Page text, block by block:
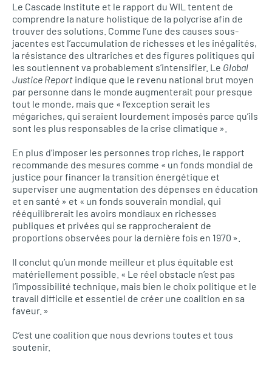
Le Cascade Institute et le rapport du WIL tentent de
comprendre la nature holistique de la polycrise afin de
trouver des solutions. Comme l’une des causes sous-
jacentes est l’accumulation de richesses et les inégalités,
la résistance des ultrariches et des figures politiques qui
les soutiennent va probablement s’intensifier. Le Global
Justice Report indique que le revenu national brut moyen
par personne dans le monde augmenterait pour presque
tout le monde, mais que « l’exception serait les
mégariches, qui seraient lourdement imposés parce qu’ils
sont les plus responsables de la crise climatique ».
En plus d’imposer les personnes trop riches, le rapport
recommande des mesures comme « un fonds mondial de
justice pour financer la transition énergétique et
superviser une augmentation des dépenses en éducation
et en santé » et « un fonds souverain mondial, qui
rééquilibrerait les avoirs mondiaux en richesses
publiques et privées qui se rapprocheraient de
proportions observées pour la dernière fois en 1970 ».
Il conclut qu’un monde meilleur et plus équitable est
matériellement possible. « Le réel obstacle n’est pas
l’impossibilité technique, mais bien le choix politique et le
travail difficile et essentiel de créer une coalition en sa
faveur. »
C’est une coalition que nous devrions toutes et tous
soutenir.